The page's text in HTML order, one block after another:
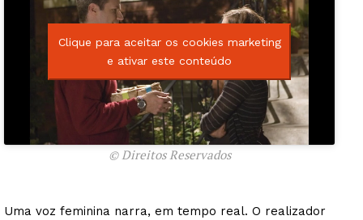
Clique para aceitar os cookies marketing
e ativar este conteúdo
© Direitos Reservados
Uma voz feminina narra, em tempo real. O realizador